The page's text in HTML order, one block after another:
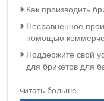
Как производить
Несравненное
помощью
Поддержите свой
для брикетов для
читать больше